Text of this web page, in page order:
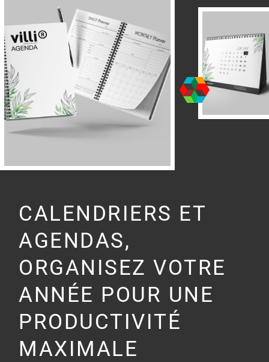
CALENDRIERS ET
AGENDAS,
ORGANISEZ VOTRE
ANNÉE POUR UNE
PRODUCTIVITÉ
MAXIMALE